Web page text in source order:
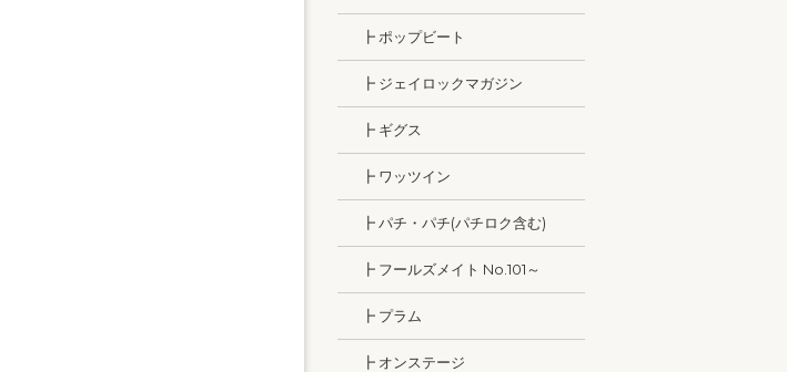
┣ ポップビート
┣ ジェイロックマガジン
┣ ギグス
┣ ワッツイン
┣ パチ・パチ(パチロク含む)
┣ フールズメイト No.101～
┣ プラム
┣ オンステージ